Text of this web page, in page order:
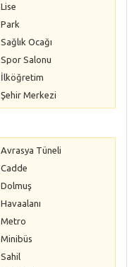
Lise
Park
Sağlık Ocağı
Spor Salonu
İlköğretim
Şehir Merkezi
Avrasya Tüneli
Cadde
Dolmuş
Havaalanı
Metro
Minibüs
Sahil